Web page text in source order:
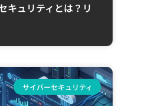
キュリティとは？リ
サイバーセキュリティ